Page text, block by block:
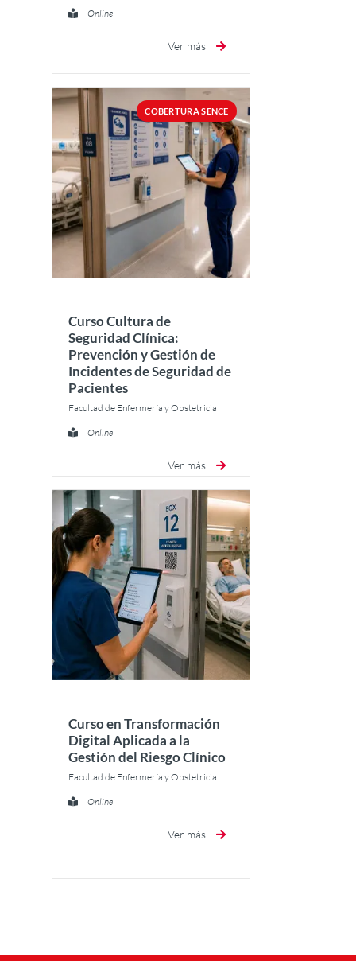
Online
Ver más
COBERTURA SENCE
Curso Cultura de
Seguridad Clínica:
Prevención y Gestión de
Incidentes de Seguridad de
Pacientes
Facultad de Enfermería y Obstetricia
Online
Ver más
Curso en Transformación
Digital Aplicada a la
Gestión del Riesgo Clínico
Facultad de Enfermería y Obstetricia
Online
Ver más